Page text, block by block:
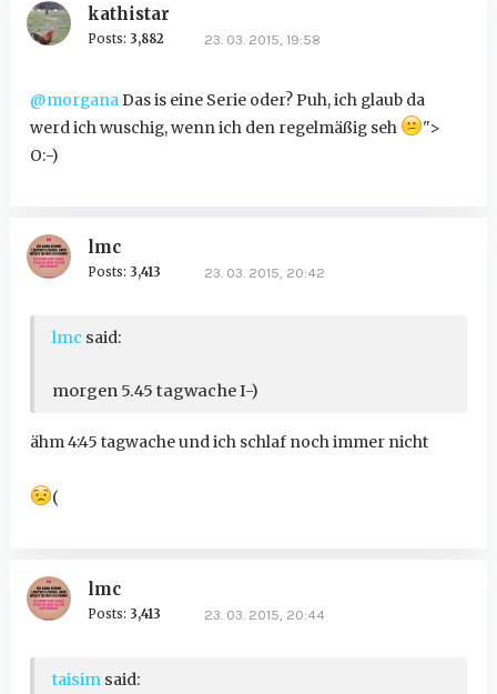
kathistar
Posts: 3,882 23. 03. 2015, 19:58
@morganaDas is eine Serie oder? Puh, ich glaub da
werd ich wuschig, wenn ich den regelmäßig seh
">
O:-)
lmc
Posts: 3,413 23. 03. 2015, 20:42
lmc said:
morgen 5.45 tagwache I-)
ähm 4:45 tagwache und ich schlaf noch immer nicht
(
lmc
Posts: 3,413 23. 03. 2015, 20:44
taisimsaid: